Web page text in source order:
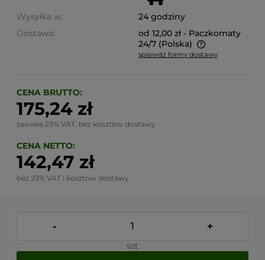
Wysyłka w:
24 godziny
Dostawa:
od 12,00 zł - Paczkomaty
24/7 (Polska)
Cena nie zawiera ewentualnych kosztów płatności
sprawdź formy dostawy
CENA BRUTTO:
175,24 zł
zawiera 23% VAT, bez kosztów dostawy
CENA NETTO:
142,47 zł
bez 23% VAT i kosztów dostawy
- +
szt